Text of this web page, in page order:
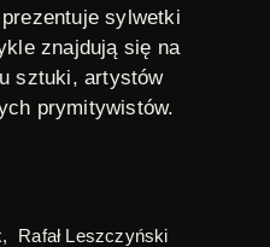
sylwetki
znajdują się na
sztuki, artystów
prymitywistów.
, Rafał Leszczyński